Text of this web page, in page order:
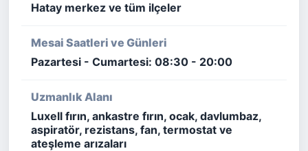
Hatay merkez ve tüm ilçeler
Mesai Saatleri ve Günleri
Pazartesi - Cumartesi: 08:30 - 20:00
Uzmanlık Alanı
Luxell fırın, ankastre fırın, ocak, davlumbaz,
aspiratör, rezistans, fan, termostat ve
ateşleme arızaları